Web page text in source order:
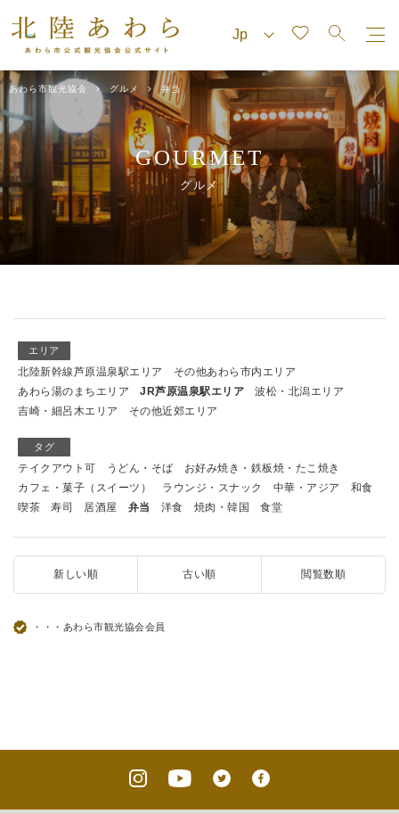
あわら市観光協会 グルメ 弁当
GOURMET
グルメ
エリア
北陸新幹線芦原温泉駅エリア
その他あわら市内エリア
あわら湯のまちエリア
JR芦原温泉駅エリア
波松・北潟エリア
吉崎・細呂木エリア
その他近郊エリア
タグ
テイクアウト可 うどん・そば
お好み焼き・鉄板焼・たこ焼き
カフェ・菓子（スイーツ）
ラウンジ・スナック 中華・アジア
和食
喫茶
寿司 居酒屋 弁当 洋食 焼肉・韓国 食堂
新しい順 古い順 閲覧数順
・・・あわら市観光協会会員